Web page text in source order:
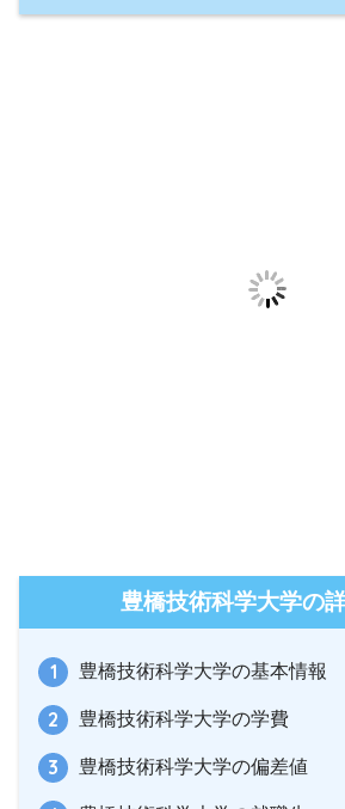
豊橋技術科学大学の
豊橋技術科学大学の基本情報
豊橋技術科学大学の学費
豊橋技術科学大学の偏差値